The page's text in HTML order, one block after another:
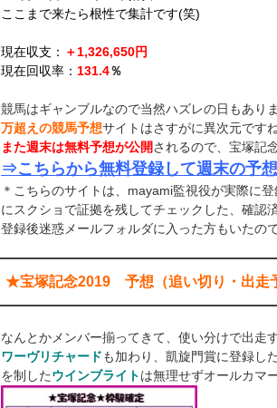
ここまで来たら根性で集計です(笑)
現在収支： ＋1,326,650円
現在回収率： 131.4％
競馬はギャンブルなので当然ハズレの日もあり
万超えの競馬予想サイトはさすがに異次元です
また週末は無料予想が公開されるので、宝塚記
⇒こちらから無料登録して週末の予
＊こちらのサイトは、mayami監視役が実際に
にスクショで証拠を残してチェックした、確認
登録後迷惑メールフォルダに入った方もいたの
★宝塚記念2019 予想（追い切り・出走
なんとかメンバー揃ってきて、使い分けで出走
ワーヴリチャードも加わり、凱旋門賞に登録した
を制したウインブライトは無理せずオールカマ